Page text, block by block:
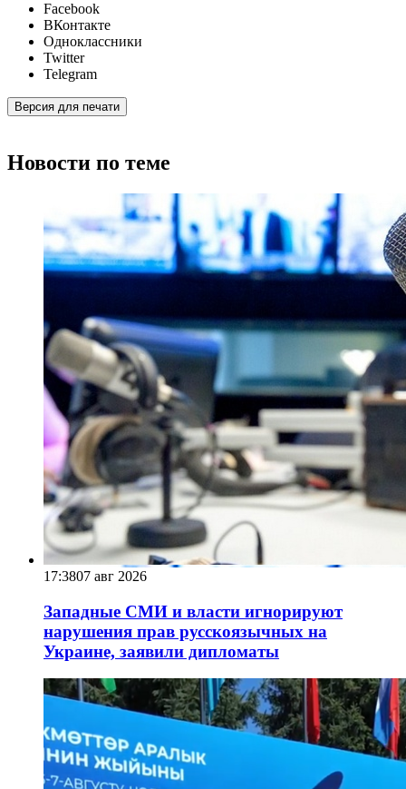
Facebook
ВКонтакте
Одноклассники
Twitter
Telegram
Версия для печати
Новости по теме
17:3807 авг 2026
Западные СМИ и власти игнорируют
нарушения прав русскоязычных на
Украине, заявили дипломаты